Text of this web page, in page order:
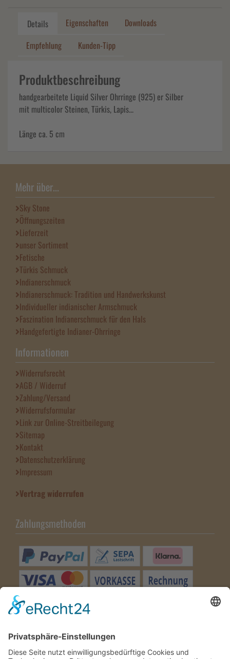
Details Eigenschaften
Downloads
Empfehlung
Kunden-Tipp
Produktbeschreibung
handgearbeitete Liquid Silver Ohrringe (925) er Silber
mit multicolor Steinen, Türkis, Lapis...
Länge ca. 5 cm
Mehr über...
Sky Stone
Öffnungszeiten
Lieferzeit
unser Sortiment
Fetische
Türkis Schmuck
Indianerschmuck
Indianerschmuck: Tradition und Handwerkskunst
Individueller indianischer Armschmuck
Faszination Indianerschmuck für den Hals
Handgefertigte Indianer-Ohrringe
Informationen
Widerrufsrecht
AGB / Widerruf
Zahlung/Versand
Widerrufsformular
Link zur Online-Streitbeilegung
Sitemap
Kontakt
Datenschutzerklärung
Impressum
Vertrag widerrufen
Zahlungsmethoden
Besuchen Sie uns